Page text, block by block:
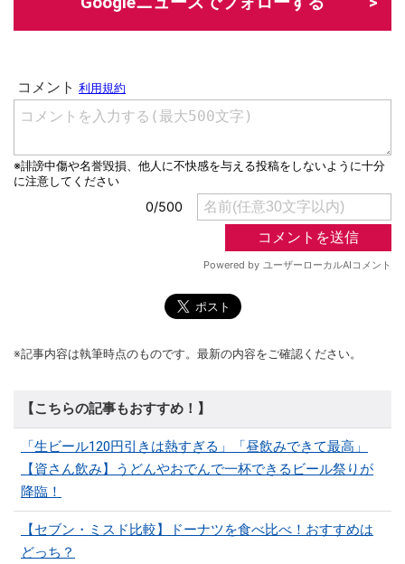
※記事内容は執筆時点のものです。最新の内容をご確認ください。
【こちらの記事もおすすめ！】
「生ビール120円引きは熱すぎる」「昼飲みできて最高」
【資さん飲み】うどんやおでんで一杯できるビール祭りが
降臨！
【セブン・ミスド比較】ドーナツを食べ比べ！おすすめは
どっち？